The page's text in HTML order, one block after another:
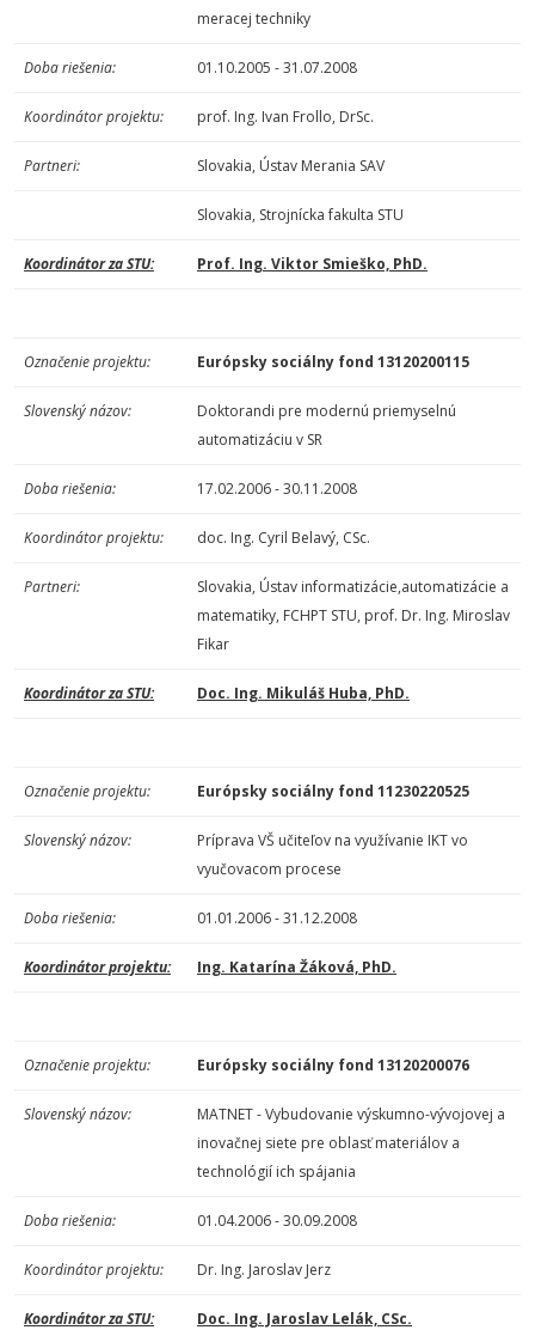
meracej techniky
Doba riešenia: 01.10.2005 - 31.07.2008
Koordinátor projektu: prof. Ing. Ivan Frollo, DrSc.
Partneri: Slovakia, Ústav Merania SAV
Slovakia, Strojnícka fakulta STU
Koordinátor za STU: Prof. Ing. Viktor Smieško, PhD.
Označenie projektu: Európsky sociálny fond 13120200115
Slovenský názov:
Doktorandi pre modernú priemyselnú
automatizáciu v SR
Doba riešenia: 17.02.2006 - 30.11.2008
Koordinátor projektu: doc. Ing. Cyril Belavý, CSc.
Partneri:
Slovakia, Ústav informatizácie,automatizácie a
matematiky, FCHPT STU, prof. Dr. Ing. Miroslav
Fikar
Koordinátor za STU: Doc. Ing. Mikuláš Huba, PhD.
Označenie projektu: Európsky sociálny fond 11230220525
Slovenský názov:
Príprava VŠ učiteľov na využívanie IKT vo
vyučovacom procese
Doba riešenia: 01.01.2006 - 31.12.2008
Koordinátor projektu: Ing. Katarína Žáková, PhD.
Označenie projektu: Európsky sociálny fond 13120200076
Slovenský názov:
MATNET - Vybudovanie výskumno-vývojovej a
inovačnej siete pre oblasť materiálov a
technológií ich spájania
Doba riešenia: 01.04.2006 - 30.09.2008
Koordinátor projektu: Dr. Ing. Jaroslav Jerz
Koordinátor za STU:
Doc. Ing. Jaroslav Lelák, CSc.